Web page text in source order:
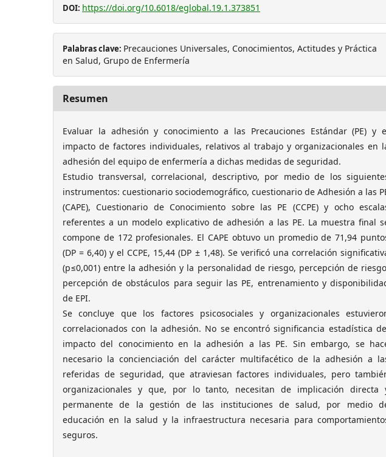
DOI: https://doi.org/10.6018/eglobal.19.1.373851
Palabras clave: Precauciones Universales, Conocimientos, Actitudes y Práctica
en Salud, Grupo de Enfermería
Resumen
Evaluar la adhesión y conocimiento a las Precauciones Estándar (PE) y
impacto de factores individuales, relativos al trabajo y organizacionales en
adhesión del equipo de enfermería a dichas medidas de seguridad.
Estudio transversal, correlacional, descriptivo, por medio de los
instrumentos: cuestionario sociodemográfico, cuestionario de Adhesión a las
(CAPE), Cuestionario de Conocimiento sobre las PE (CCPE) y ocho
referentes a un modelo explicativo de adhesión a las PE. La muestra final
compone de 172 profesionales. El CAPE obtuvo un promedio de 71,94
(DP = 6,40) y el CCPE, 15,44 (DP ± 1,48). Se verificó una correlación
(p≤0,001) entre la adhesión y la personalidad de riesgo, percepción de
percepción de obstáculos para seguir las PE, entrenamiento y
de EPI.
Se concluye que los factores psicosociales y organizacionales
correlacionados con la adhesión. No se encontró significancia estadística
impacto del conocimiento en la adhesión a las PE. Sin embargo, se
necesario la concienciación del carácter multifacético de la adhesión a
referidas de seguridad, que atraviesan factores individuales, pero
organizacionales y que, por lo tanto, necesitan de implicación directa
permanente de la gestión de las instituciones de salud, por medio
educación en la salud y la infraestructura necesaria para
seguros.